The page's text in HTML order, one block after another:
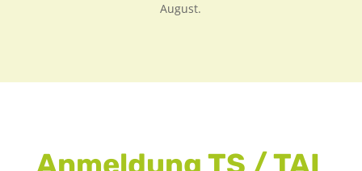
August.
Anmeldung TS / TAI